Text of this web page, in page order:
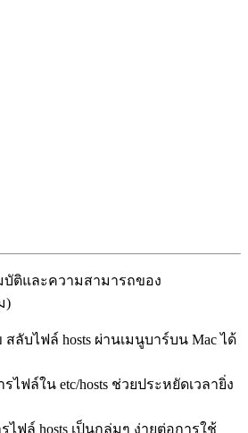
มบัติและความสามารถของ
)
สลับไฟล์ hosts ผ่านเมนูบาร์บน Mac ได้
ไฟล์ใน etc/hosts ช่วยประหยัดเวลายิ่ง
ไฟล์ hosts เป็นกลุ่มๆ ง่ายต่อการใช้